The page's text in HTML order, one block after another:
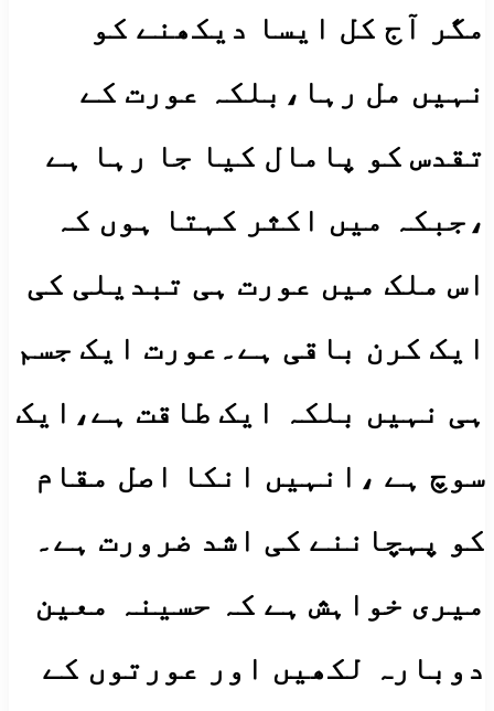
مگر آج کل ایسا دیکھنے کو
نہیں مل رہا،بلکہ عورت کے
تقدس کو پامال کیا جا رہا ہے
،جبکہ میں اکثر کہتا ہوں کہ
اس ملک میں عورت ہی تبدیلی کی
ایک کرن باقی ہے۔عورت ایک جسم
ہی نہیں بلکہ ایک طاقت ہے،ایک
سوچ ہے ،انہیں انکا اصل مقام
کو پہچاننے کی اشد ضرورت ہے۔
میری خواہش ہے کہ حسینہ معین
دوبارہ لکھیں اور عورتوں کے